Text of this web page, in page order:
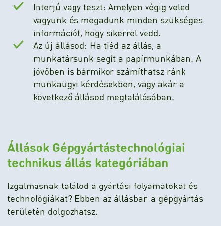
Interjú vagy teszt: Amelyen végig veled
vagyunk és megadunk minden szükséges
információt, hogy sikerrel vedd.
Az új állásod: Ha tiéd az állás, a
munkatársunk segít a papírmunkában. A
jövőben is bármikor számíthatsz ránk
munkaügyi kérdésekben, vagy akár a
következő állásod megtalálásában.
Állások Gépgyártástechnológiai
technikus állás kategóriában
Izgalmasnak találod a gyártási folyamatokat és
technológiákat? Ebben az állásban a gépgyártás
területén dolgozhatsz.